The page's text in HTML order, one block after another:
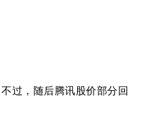
过， 随后腾讯股价部分回